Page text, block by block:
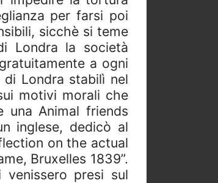
per farsi poi
sicchè si teme
Londra la società
a ogni
Londra stabilì nel
motivi morali che
Animal friends
inglese, dedicò al
on the actual
Bruxelles 1839”.
presi sul